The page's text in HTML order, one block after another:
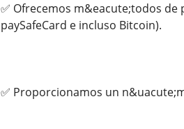
✅ Ofrecemos m&eacute;todos de
paySafeCard e incluso Bitcoin).
✅ Proporcionamos un